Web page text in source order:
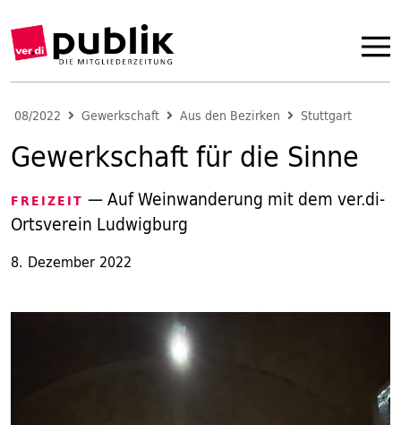
08/2022 Gewerkschaft Aus den Bezirken Stuttgart
Gewerkschaft für die Sinne
FREIZEIT — Auf Weinwanderung mit dem ver.di-
Ortsverein Ludwigburg
8. Dezember 2022